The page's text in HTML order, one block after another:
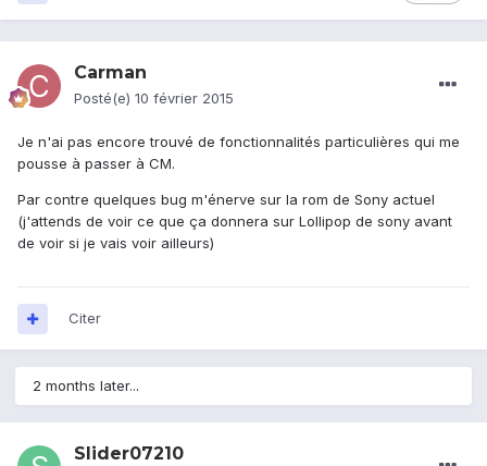
Carman
Posté(e) 10 février 2015
Je n'ai pas encore trouvé de fonctionnalités particulières qui me
pousse à passer à CM.
Par contre quelques bug m'énerve sur la rom de Sony actuel
(j'attends de voir ce que ça donnera sur Lollipop de sony avant
de voir si je vais voir ailleurs)
Citer
2 months later...
Slider07210